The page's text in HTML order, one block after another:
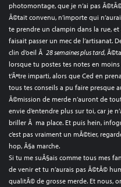
photomontage, que je n’ai pas
Ã©tait convenu, n’importe qui
te prendre un clampin dans la rue,
faisait passer un mec de l’artisanat.
clin d’oeil Ã 28 semaines plus tard,
lorsque tu postes tes notes en
t’Ãªtre imparti, alors que Ced en
tous tes conseils a pu faire presque
Ã©mission de merde n’auront de
envie d’entendre plus sur toi, car je
briller Ã ma place. Et puis hein,
c’est pas vraiment un mÃ©tier,
hop, Ã§a marche.
Si tu me suÃ§ais comme tous mes
de venir et tu n’aurais pas Ã©tÃ©
qualitÃ© de grosse merde. Et nous,